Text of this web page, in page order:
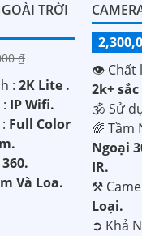
TRỜI
₫
: 2K Lite .
IP Wifi.
Full Color
Và Loa.
👁 Chất
2k+
🕉️ Sử
🌈 Tầm
Ngoại
IR.
⚒
Loại.
️➲ Khả